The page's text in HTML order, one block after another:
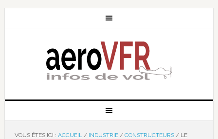
VOUS ÊTES ICI : ACCUEIL / INDUSTRIE / CONSTRUCTEURS /LE